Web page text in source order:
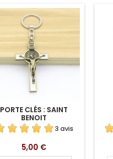
PORTE CLÉS : SAINT
BENOIT
3 avis
Prix
5,00 €